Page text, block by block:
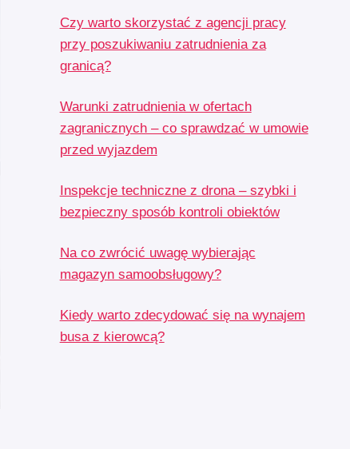
Czy warto skorzystać z agencji pracy
przy poszukiwaniu zatrudnienia za
granicą?
Warunki zatrudnienia w ofertach
zagranicznych – co sprawdzać w umowie
przed wyjazdem
Inspekcje techniczne z drona – szybki i
bezpieczny sposób kontroli obiektów
Na co zwrócić uwagę wybierając
magazyn samoobsługowy?
Kiedy warto zdecydować się na wynajem
busa z kierowcą?